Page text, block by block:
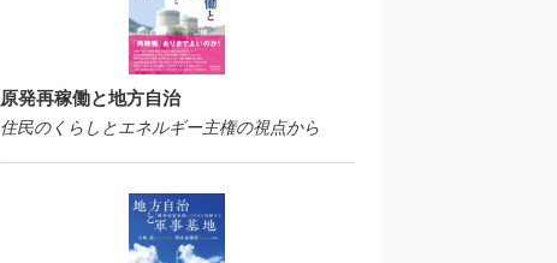
原発再稼働と地方自治
住民のくらしとエネルギー主権の視点から